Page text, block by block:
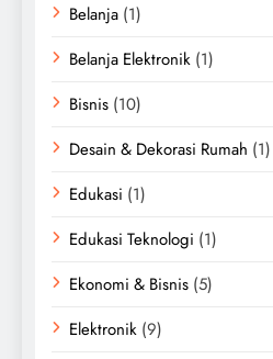
Belanja (1)
Belanja Elektronik (1)
Bisnis (10)
Desain & Dekorasi Rumah (1)
Edukasi (1)
Edukasi Teknologi (1)
Ekonomi & Bisnis (5)
Elektronik (9)